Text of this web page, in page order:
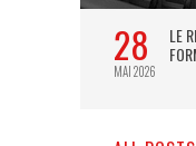
28
MAI 2026
LE